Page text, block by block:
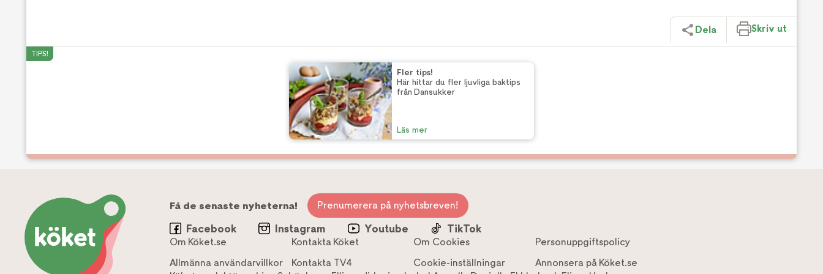
Dela Skriv ut
TIPS!
Fler tips!
Här hittar du fler ljuvliga baktips
från Dansukker
Läs mer
Få de senaste nyheterna! Prenumerera på nyhetsbreven!
Facebook Instagram Youtube TikTok
Om Köket.se Kontakta Köket Om Cookies
Personuppgiftspolicy
Allmänna användarvillkor
Kontakta TV4 Cookie-inställningar
Annonsera på Köket.se